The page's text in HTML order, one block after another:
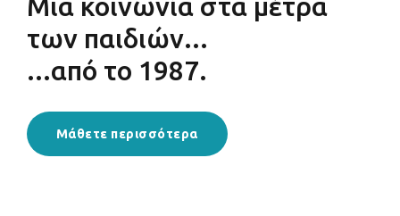
Μια κοινωνία στα μέτρα
των παιδιών...
...από το 1987.
Μάθετε περισσότερα